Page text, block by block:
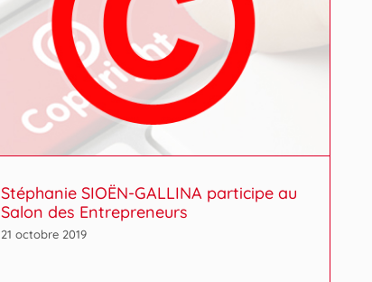
Stéphanie SIOËN-GALLINA participe au
Salon des Entrepreneurs
21 octobre 2019